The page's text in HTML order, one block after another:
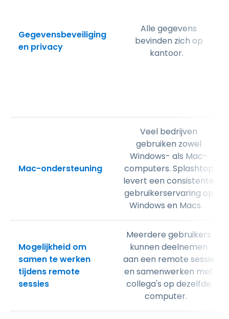
Gegevensbeveiliging
en privacy
Alle gegevens
bevinden zich op
kantoor.
Mac-ondersteuning
Veel bedrijven
gebruiken zowel
Windows- als Mac-
computers. Splashtop
levert een consistente
gebruikerservaring op
Windows en Macs.
Mogelijkheid om
samen te werken
tijdens remote
sessies
Meerdere gebruikers
kunnen deelnemen
aan een remote sessie
en samenwerken met
collega's op dezelfde
computer.